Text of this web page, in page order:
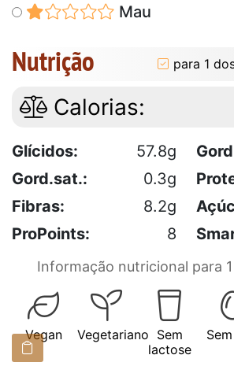
Mau
Nutrição para 1
Calorias:
Glícidos: 57.8g
Gord.sat.:
0.3g
Fibras:
8.2g
ProPoints:
8
Informação nutricional para
Vegan Vegetariano Sem
lactose